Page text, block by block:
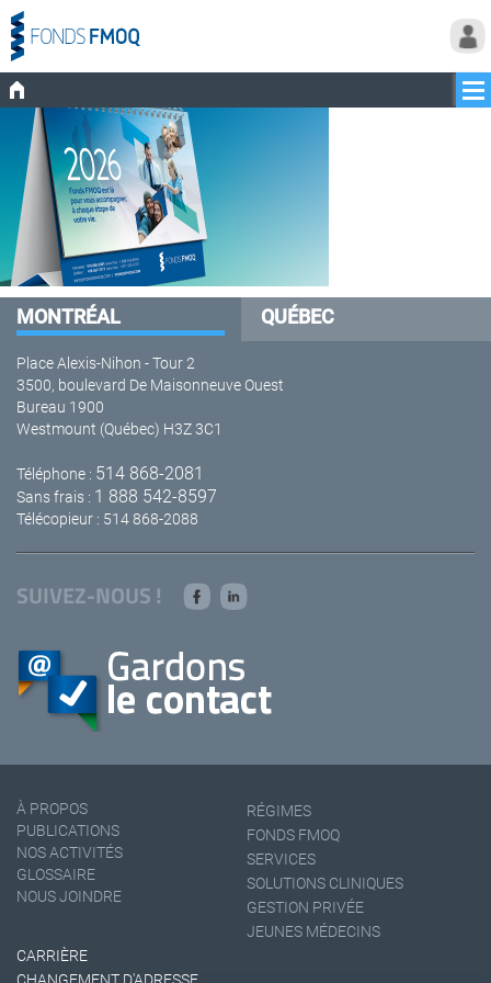
MONTRÉAL QUÉBEC
Place Alexis-Nihon - Tour 2
3500, boulevard De Maisonneuve Ouest
Bureau 1900
Westmount (Québec) H3Z 3C1
Téléphone : 514 868-2081
Sans frais : 1 888 542-8597
Télécopieur : 514 868-2088
SUIVEZ-NOUS !
À PROPOS
PUBLICATIONS
NOS ACTIVITÉS
GLOSSAIRE
NOUS JOINDRE
RÉGIMES
FONDS FMOQ
SERVICES
SOLUTIONS CLINIQUES
GESTION PRIVÉE
JEUNES MÉDECINS
CARRIÈRE